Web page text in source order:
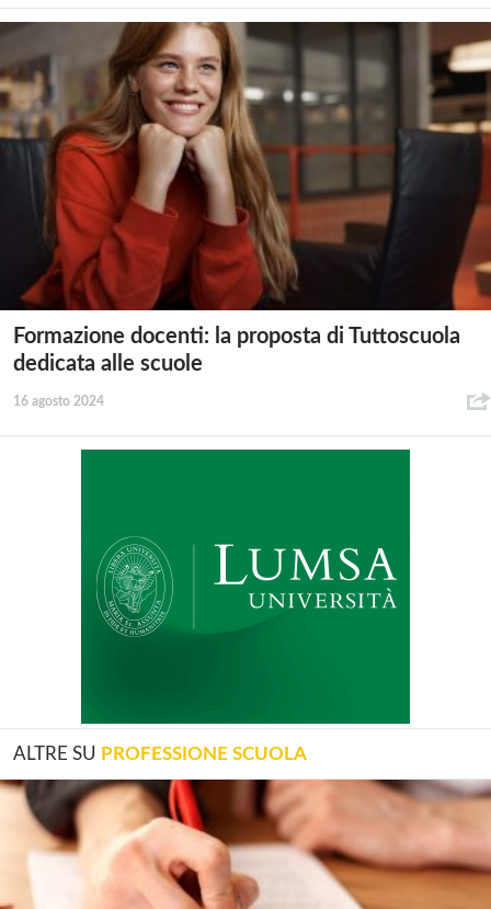
Formazione docenti: la proposta di Tuttoscuola
dedicata alle scuole
16 agosto 2024
ALTRE SU PROFESSIONE SCUOLA